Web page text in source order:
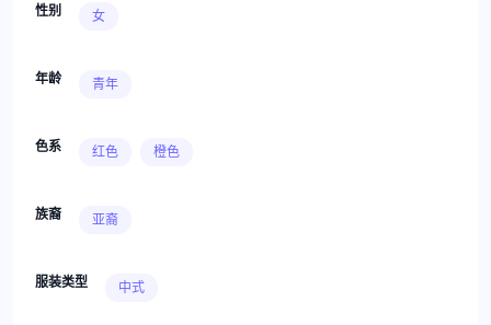
性别 女
年龄 青年
色系 红色 橙色
族裔 亚裔
服装类型 中式